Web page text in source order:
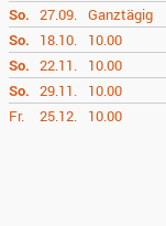
So. 27.09. Ganztägig
So.
18.10. 10.00
So. 22.11. 10.00
So. 29.11. 10.00
Fr.
25.12. 10.00